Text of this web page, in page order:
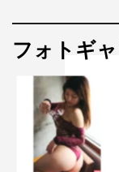
小泉今日子
フォトギ